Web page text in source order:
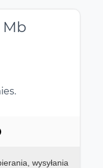
Mb
wysyłania